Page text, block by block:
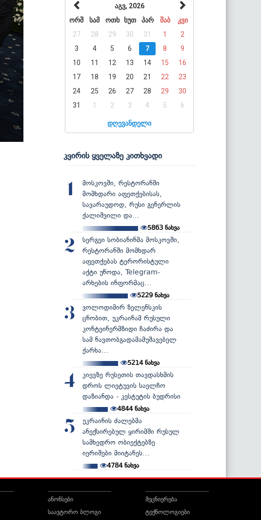
აგვ, 2026
ორშ
სამ ოთხ ხუთ პარ შაბ
კვი
27
28 29 30 31 1
2
3
4 5 6 7 8
9
10
11 12 13 14 15
16
17
18 19 20 21 22
23
24
25 26 27 28 29
30
31
1 2 3 4 5 6
დღევანდელი
კვირის ყველაზე კითხვადი
1
მოსკოვში, რესტორანში
მომხდარი აფეთქებისას,
სავარაუდოდ, რუსი გენერლის
ქალიშვილი და...
5863 ნახვა
2
სერგეი სობიანინმა მოსკოვში,
რესტორანში მომხდარ
აფეთქებას ტერორისტული
აქტი უწოდა, Telegram-
არხების ინფორმაც...
5229 ნახვა
3
ვოლოდიმირ ზელენსკის
ცნობით, უკრაინამ რუსული
კონტეინერმზიდი ჩაძირა და
სამ ნავთობგადამამუშავებელ
ქარხა...
5214ნახვა
4
კიევზე რუსეთის თავდასხმის
დროს ლიეტუვის საელჩო
დაზიანდა - კესტუტის ბუდრისი
4844ნახვა
5
უკრაინის ძალებმა
ანექსირებულ ყირიმში რუსულ
სამხედრო ობიექტებზე
იერიშები მიიტანეს...
4784ნახვა
ანონსები
საავტორო ბლოგი
მეცნიერება
ტექნოლოგიები